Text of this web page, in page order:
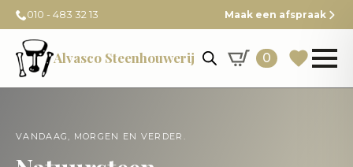
010 - 483 32 13 Maak een afspraak
Alvasco Steenhouwerij 0
VANDAAG, MORGEN EN VERDER.